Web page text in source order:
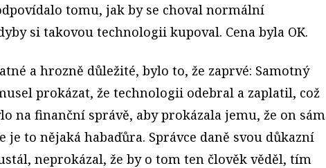
tomu, jak by se choval normální
si takovou technologii kupoval. Cena byla OK.
a hrozně důležité, bylo to, že zaprvé: Samotný
prokázat, že technologii odebral a zaplatil, což
na finanční správě, aby prokázala jemu, že on sám
je to nějaká habaďůra. Správce daně svou důkazní
neprokázal, že by o tom ten člověk věděl, tím